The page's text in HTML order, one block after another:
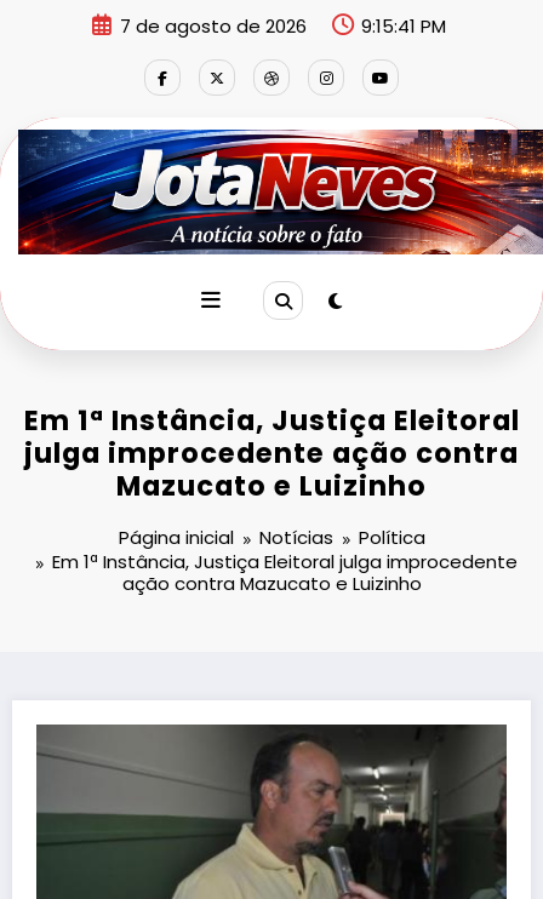
7 de agosto de 2026 9:15:41 PM
Em 1ª Instância, Justiça Eleitoral
julga improcedente ação contra
Mazucato e Luizinho
Página inicial Notícias
Política
Em 1ª Instância, Justiça Eleitoral julga improcedente
ação contra Mazucato e Luizinho